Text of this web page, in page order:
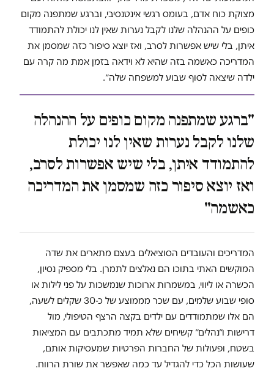
מצוקת כוח אדם, בעומס רגשי אינטנסיבי, וברגע שמתפנה מקום
כופים על ההנהלה שלנו לקבל נערות שאין לנו יכולת להתמודד
איתן, בלי שיש אפשרות לסרב, ואז יוצא סיפור כזה שמסמן את
המדריכה כאשמה בזה שהיא לא וידאה בזמן אמת מה קרה עם
ילדה שיצאה לסוף שבוע למשפחה שלה״.
"ברגע שמתפנה מקום כופים על ההנהלה
שלנו לקבל נערות שאין לנו יכולת
להתמודד איתן, בלי שיש אפשרות לסרב,
ואז יוצא סיפור כזה שמסמן את המדריכה
כאשמה"
המדריכים והעובדים הסוציאלים בעצם מתארים את שדה
המוקשים האתי בתוכו הם נאלצים לתמרן. בלי מספיק נסיון,
הכשרה או ליווי, במשמרות ארוכות שנמשכות על פני לילות או
סופי שבוע שלמים, עם שכר מממוצע של כ-30 שקלים לשעה,
הם אלו שמתמודדים עם ילדים בקצה הרצף הטיפולי, מול
דרישות ו״נהלים״ קשיחים שלא תמיד מתכתבים עם המציאות
בשטח, ופעולות של החברות הפרטיות שמעסיקות אותם,
שעושות הכל כדי להגדיל עד כמה שאפשר את שורת הרווח.